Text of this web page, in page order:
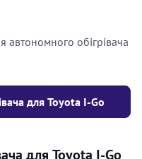
автономного обігрівача
для Toyota I-Go
для Toyota I-Go